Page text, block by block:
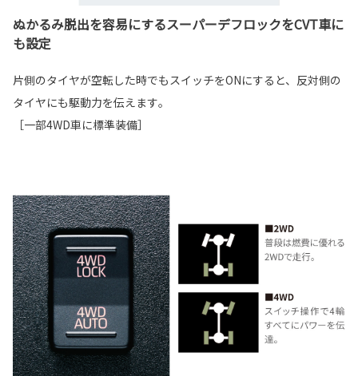
ぬかるみ脱出を容易にするスーパーデフロックをCVT車に
も設定
片側のタイヤが空転した時でもスイッチをONにすると、反対側の
タイヤにも駆動力を伝えます｡
［一部4WD車に標準装備］